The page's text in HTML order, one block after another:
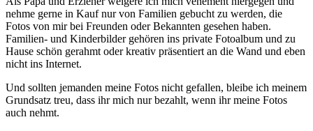
nehme gerne in Kauf nur von Familien gebucht zu werden, die
Fotos von mir bei Freunden oder Bekannten gesehen haben.
Familien- und Kinderbilder gehören ins private Fotoalbum und zu
Hause schön gerahmt oder kreativ präsentiert an die Wand und eben
nicht ins Internet.
Und sollten jemanden meine Fotos nicht gefallen, bleibe ich meinem
Grundsatz treu, dass ihr mich nur bezahlt, wenn ihr meine Fotos
auch nehmt.